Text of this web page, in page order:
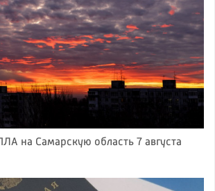
на Самарскую область 7 августа